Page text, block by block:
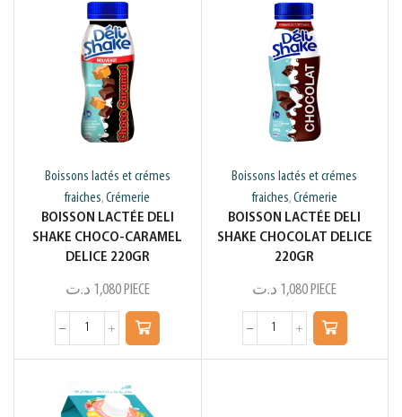
Boissons lactés et crémes
fraiches,Crémerie
BOISSON LACTÉE DELI
SHAKE CHOCO-CARAMEL
DELICE 220GR
1,080 د.ت PIECE
Boissons lactés et crémes
fraiches, Crémerie
BOISSON LACTÉE DELI
SHAKE CHOCOLAT DELICE
220GR
1,080 د.ت PIECE